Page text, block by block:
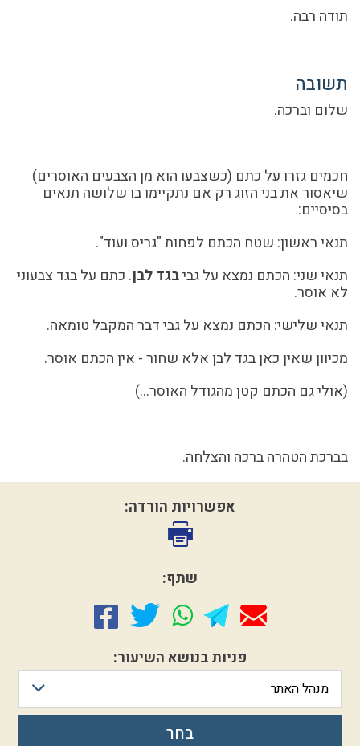
תודה רבה.
תשובה
שלום וברכה.
חכמים גזרו על כתם (כשצבעו הוא מן הצבעים האוסרים)
שיאסור את בני הזוג רק אם נתקיימו בו שלושה תנאים
בסיסיים:
תנאי ראשון: שטח הכתם לפחות "גריס ועוד".
תנאי שני: הכתם נמצא על גביבגד לבן. כתם על בגד צבעוני
לא אוסר.
תנאי שלישי: הכתם נמצא על גבי דבר המקבל טומאה.
מכיוון שאין כאן בגד לבן אלא שחור - אין הכתם אוסר.
(אולי גם הכתם קטן מהגודל האוסר...)
בברכת הטהרה ברכה והצלחה.
אפשרויות הורדה:
שתף:
פניות בנושא השיעור:
מנהל האתר
בחר